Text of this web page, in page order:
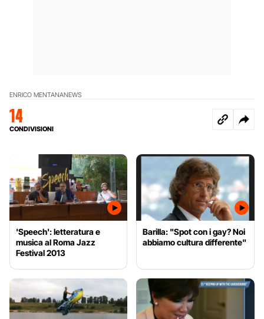
ENRICO MENTANANEWS
14
CONDIVISIONI
'Speech': letteratura e
musica al Roma Jazz
Festival 2013
Barilla: "Spot con i gay? Noi
abbiamo cultura differente"